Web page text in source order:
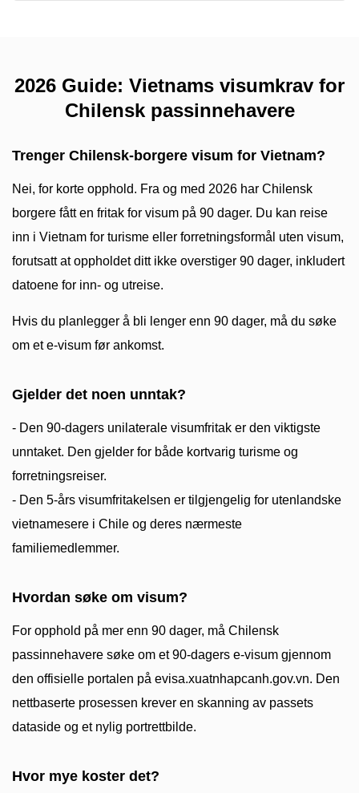
2026 Guide: Vietnams visumkrav for
Chilensk passinnehavere
Trenger Chilensk-borgere visum for Vietnam?
Nei, for korte opphold. Fra og med 2026 har Chilensk
borgere fått en fritak for visum på 90 dager. Du kan reise
inn i Vietnam for turisme eller forretningsformål uten visum,
forutsatt at oppholdet ditt ikke overstiger 90 dager, inkludert
datoene for inn- og utreise.
Hvis du planlegger å bli lenger enn 90 dager, må du søke
om et e-visum før ankomst.
Gjelder det noen unntak?
- Den 90-dagers unilaterale visumfritak er den viktigste
unntaket. Den gjelder for både kortvarig turisme og
forretningsreiser.
- Den 5-års visumfritakelsen er tilgjengelig for utenlandske
vietnamesere i Chile og deres nærmeste
familiemedlemmer.
Hvordan søke om visum?
For opphold på mer enn 90 dager, må Chilensk
passinnehavere søke om et 90-dagers e-visum gjennom
den offisielle portalen på evisa.xuatnhapcanh.gov.vn. Den
nettbaserte prosessen krever en skanning av passets
dataside og et nylig portrettbilde.
Hvor mye koster det?